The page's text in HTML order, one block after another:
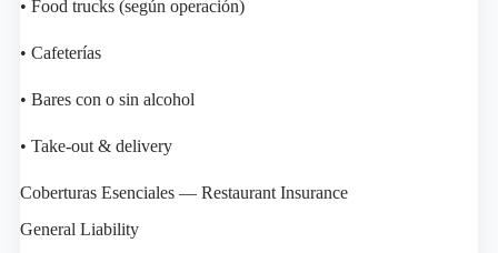
• Food trucks (según operación)
• Cafeterías
• Bares con o sin alcohol
• Take-out & delivery
Coberturas Esenciales — Restaurant Insurance
General Liability